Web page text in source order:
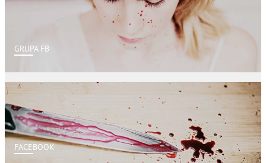
GRUPA FB
FACEBOOK